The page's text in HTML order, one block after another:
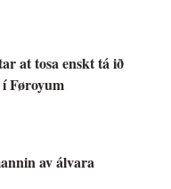
at tosa enskt tá ið
Føroyum
av álvara